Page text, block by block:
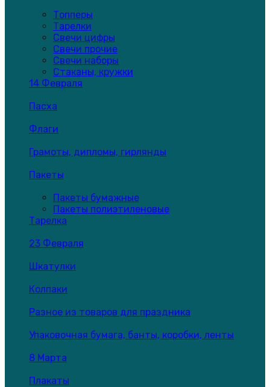
Топперы
Тарелки
Свечи цифры
Свечи прочие
Свечи наборы
Стаканы, кружки
14 Февраля
Пасха
Флаги
Грамоты, дипломы, гирлянды
Пакеты
Пакеты бумажные
Пакеты полиэтиленовые
Тарелка
23 Февраля
Шкатулки
Колпаки
Разное из товаров для праздника
Упаковочная бумага, банты, коробки, ленты
8 Марта
Плакаты